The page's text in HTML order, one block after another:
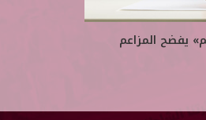
يفضح المزاعم